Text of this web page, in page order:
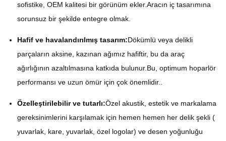
sofistike, OEM kalitesi bir görünüm ekler.Aracın iç tasarımına
sorunsuz bir şekilde entegre olmak.
Hafif ve havalandırılmış tasarım:Dökümlü veya delikli
parçaların aksine, kazınan ağımız hafiftir, bu da araç
ağırlığının azaltılmasına katkıda bulunur.Bu, optimum hoparlör
performansı ve uzun ömür için çok önemlidir..
Özelleştirilebilir ve tutarlı:Özel akustik, estetik ve markalama
gereksinimlerini karşılamak için hemen hemen her delik şekli (
yuvarlak, kare, yuvarlak, özel logolar) ve desen yoğunluğu